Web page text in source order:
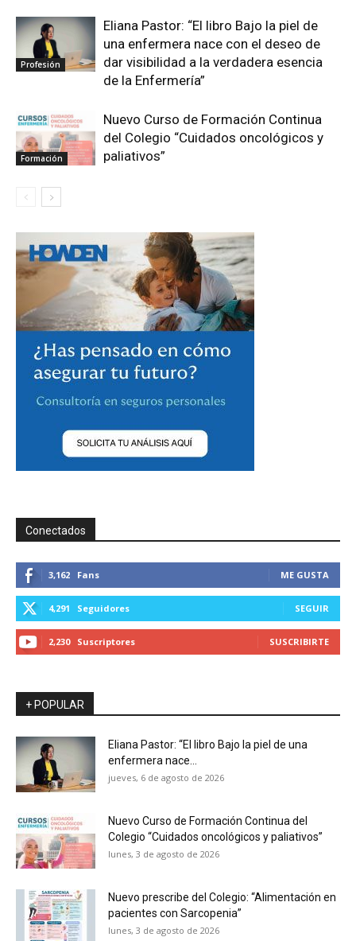
Profesión
Eliana Pastor: “El libro Bajo la piel de
una enfermera nace con el deseo de
dar visibilidad a la verdadera esencia
de la Enfermería”
Formación
Nuevo Curso de Formación Continua
del Colegio “Cuidados oncológicos y
paliativos”
Conectados
3,162 Fans ME GUSTA
4,291 Seguidores SEGUIR
2,230 Suscriptores SUSCRIBIRTE
+ POPULAR
Eliana Pastor: “El libro Bajo la piel de una
enfermera nace...
jueves, 6 de agosto de 2026
Nuevo Curso de Formación Continua del
Colegio “Cuidados oncológicos y paliativos”
lunes, 3 de agosto de 2026
Nuevo prescribe del Colegio: “Alimentación en
pacientes con Sarcopenia”
lunes, 3 de agosto de 2026